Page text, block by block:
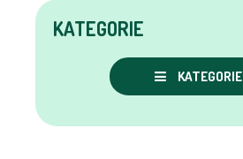
KATEGORIE
KATEGORIE